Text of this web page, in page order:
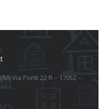
Via Ponti 22 R – 17052 –